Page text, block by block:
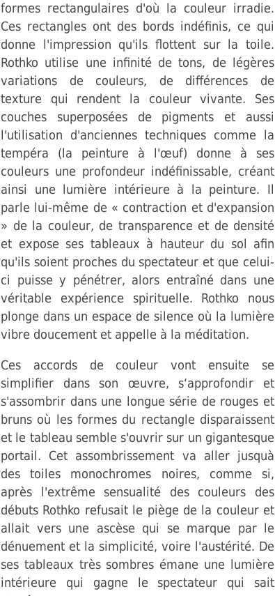
formes rectangulaires d'où la couleur irradie.
Ces rectangles ont des bords indéfinis, ce qui
donne l'impression qu'ils flottent sur la toile.
Rothko utilise une infinité de tons, de légères
variations de couleurs, de différences de
texture qui rendent la couleur vivante. Ses
couches superposées de pigments et aussi
l'utilisation d'anciennes techniques comme la
tempéra (la peinture à l'œuf) donne à ses
couleurs une profondeur indéfinissable, créant
ainsi une lumière intérieure à la peinture. Il
parle lui-même de « contraction et d'expansion
» de la couleur, de transparence et de densité
et expose ses tableaux à hauteur du sol afin
qu'ils soient proches du spectateur et que celui-
ci puisse y pénétrer, alors entraîné dans une
véritable expérience spirituelle. Rothko nous
plonge dans un espace de silence où la lumière
vibre doucement et appelle à la méditation.
Ces accords de couleur vont ensuite se
simplifier dans son œuvre, s‘approfondir et
s'assombrir dans une longue série de rouges et
bruns où les formes du rectangle disparaissent
et le tableau semble s'ouvrir sur un gigantesque
portail. Cet assombrissement va aller jusquà
des toiles monochromes noires, comme si,
après l'extrême sensualité des couleurs des
débuts Rothko refusait le piège de la couleur et
allait vers une ascèse qui se marque par le
dénuement et la simplicité, voire l'austérité. De
ses tableaux très sombres émane une lumière
intérieure qui gagne le spectateur qui sait